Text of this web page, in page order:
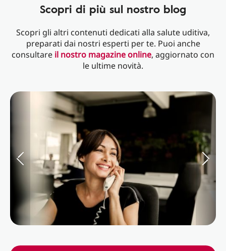
Scopri di più sul nostro blog
Scopri gli altri contenuti dedicati alla salute uditiva,
preparati dai nostri esperti per te. Puoi anche
consultare il nostro magazine online, aggiornato con
le ultime novità.